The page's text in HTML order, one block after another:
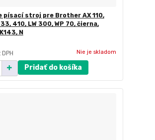
písací stroj pre Brother AX 110,
410, LW 300, WP 70, čierna,
N
Nie je skladom
Pridať do košíka